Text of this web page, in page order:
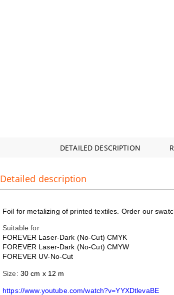
DETAILED DESCRIPTION
Detailed description
Foil for metalizing of printed textiles. Order our
Suitable for
FOREVER Laser-Dark (No-Cut) CMYK
FOREVER Laser-Dark (No-Cut) CMYW
FOREVER UV-No-Cut
Size: 30 cm x 12 m
https://www.youtube.com/watch?v=YYXDtlevaBE